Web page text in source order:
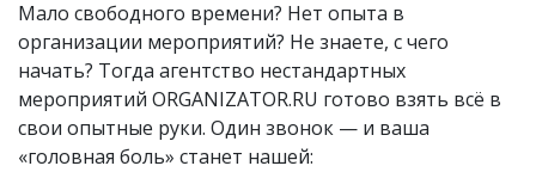
Мало свободного времени? Нет опыта в
организации мероприятий? Не знаете, с чего
начать? Тогда агентство нестандартных
мероприятий ORGANIZATOR.RU готово взять всё в
свои опытные руки. Один звонок — и ваша
«головная боль» станет нашей: